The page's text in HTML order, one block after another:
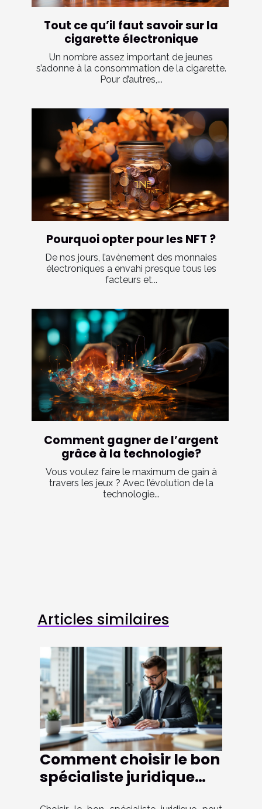
Tout ce qu’il faut savoir sur la
cigarette électronique
Un nombre assez important de jeunes
s’adonne à la consommation de la cigarette.
Pour d’autres,...
Pourquoi opter pour les NFT ?
De nos jours, l’avènement des monnaies
électroniques a envahi presque tous les
facteurs et...
Comment gagner de l’argent
grâce à la technologie?
Vous voulez faire le maximum de gain à
travers les jeux ? Avec l’évolution de la
technologie...
Articles similaires
Comment choisir le bon
spécialiste juridique